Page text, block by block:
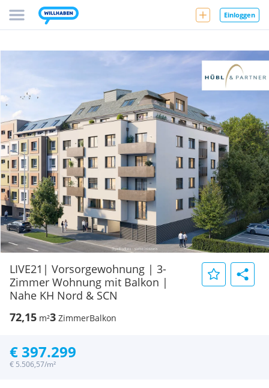
Einloggen
LIVE21| Vorsorgewohnung | 3-
Zimmer Wohnung mit Balkon |
Nahe KH Nord & SCN
72,15 m²3 ZimmerBalkon
€ 397.299
€ 5.506,57/m²